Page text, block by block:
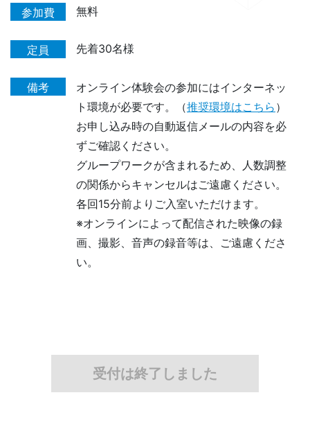
参加費 無料
定員 先着30名様
備考
オンライン体験会の参加にはインターネッ
ト環境が必要です。（推奨環境はこちら ）
お申し込み時の自動返信メールの内容を必
ずご確認ください。
グループワークが含まれるため、人数調整
の関係からキャンセルはご遠慮ください。
各回15分前よりご入室いただけます。
※オンラインによって配信された映像の録
画、撮影、音声の録音等は、ご遠慮くださ
い。
受付は終了しました